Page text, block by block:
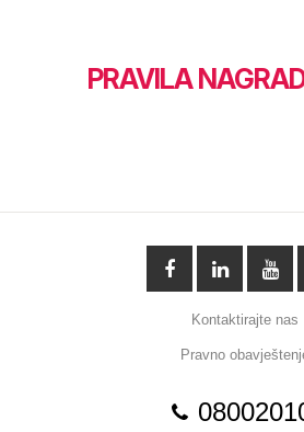
PRAVILA
Kontaktirajte nas
Pravno